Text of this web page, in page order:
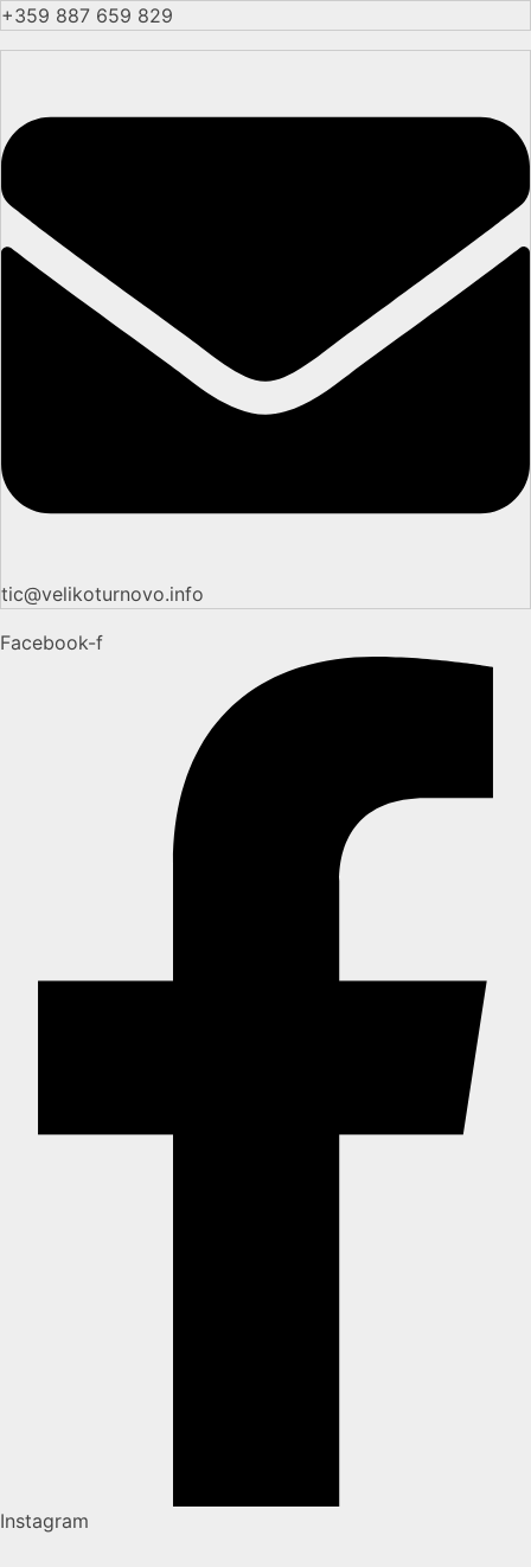
+359 887 659 829
tic@velikoturnovo.info
Facebook-f
Instagram